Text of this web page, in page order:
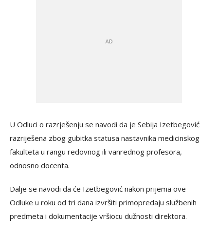
U Odluci o razrješenju se navodi da je Sebija Izetbegović
razriješena zbog gubitka statusa nastavnika medicinskog
fakulteta u rangu redovnog ili vanrednog profesora,
odnosno docenta.
Dalje se navodi da će Izetbegović nakon prijema ove
Odluke u roku od tri dana izvršiti primopredaju službenih
predmeta i dokumentacije vršiocu dužnosti direktora.